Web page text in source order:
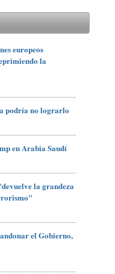
europeos
la
podría no lograrlo
en Arabia Saudí
la grandeza
el Gobierno,